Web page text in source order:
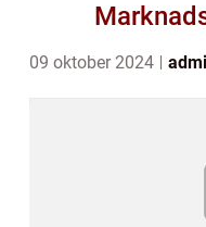
09 oktober 2024